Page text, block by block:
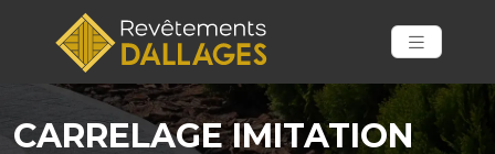
CARRELAGE IMITATION